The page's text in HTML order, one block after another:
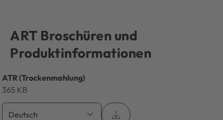
ART Broschüren und
Produktinformationen
ATR (Trockenmahlung)
365 KB